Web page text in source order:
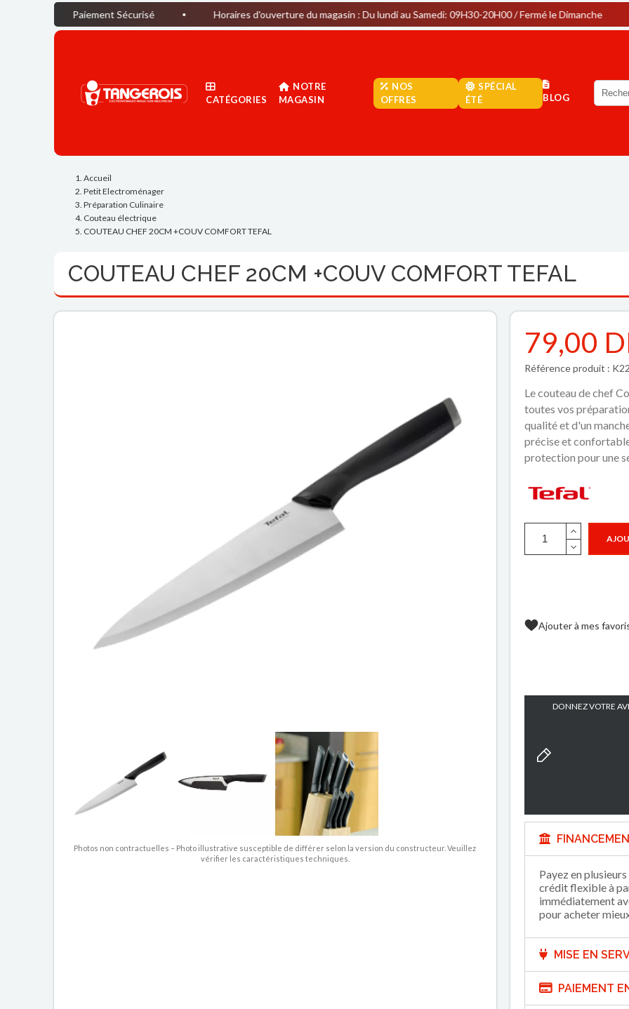
Paiement Sécurisé Horaires d'ouverture du magasin : Du lundi au Samedi: 09H30-20H00 / Fermé le Dimanche
CATÉGORIES
NOTRE
MAGASIN
NOS
OFFRES
SPÉCIAL
ÉTÉ
BLOG
Accueil
Petit Electroménager
Préparation Culinaire
Couteau électrique
COUTEAU CHEF 20CM +COUV COMFORT TEFAL
COUTEAU CHEF 20CM +COUV COMFORT TEFAL
Photos non contractuelles – Photo illustrative susceptible de différer selon la version du constructeur. Veuillez
vérifier les caractéristiques techniques.
79,00
Référence produit :
Le couteau de chef
toutes vos
qualité et d'un
précise et
protection pour une
Ajouter à mes
DONNEZ VOTRE
Payez en
crédit flexible à
immédiatement
pour acheter
MISE EN
PAIEMENT